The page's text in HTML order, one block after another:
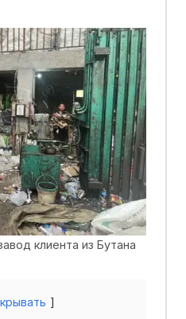
клиента из Бутана